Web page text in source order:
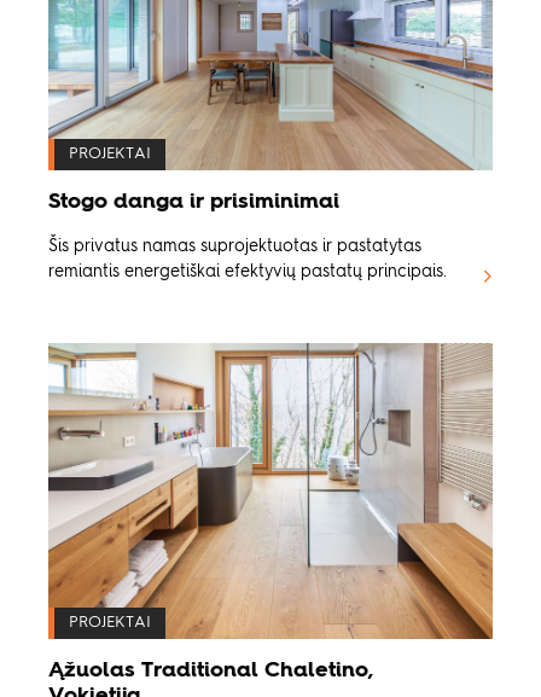
PROJEKTAI
Stogo danga ir prisiminimai
Šis privatus namas suprojektuotas ir pastatytas
remiantis energetiškai efektyvių pastatų principais.
PROJEKTAI
Ąžuolas Traditional Chaletino,